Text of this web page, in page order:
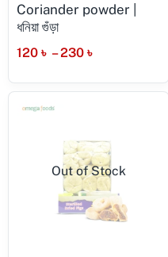
Coriander powder |
ধনিয়া গুঁড়া
120 ৳ – 230 ৳
Out of Stock